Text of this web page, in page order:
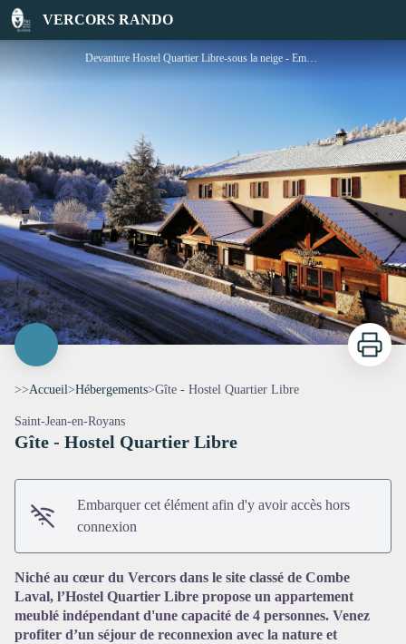
VERCORS RANDO
Gîte - Hostel Quartier Libre
Devanture Hostel Quartier Libre-sous la neige - Emmelieke ODUL
Voir l'image en plein écran
Imprimer
>>Accueil>Hébergements>Gîte - Hostel Quartier Libre
Saint-Jean-en-Royans
Gîte - Hostel Quartier Libre
Embarquer cet élément afin d'y avoir accès hors
connexion
Niché au cœur du Vercors dans le site classé de Combe
Laval, l’Hostel Quartier Libre propose un appartement
meublé indépendant d'une capacité de 4 personnes. Venez
profiter d’un séjour de reconnexion avec la nature et